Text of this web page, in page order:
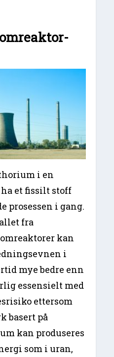
i en
et fissilt stoff
prosessen i gang.
fra
kan
i
mye bedre enn
essensielt med
ettersom
basert på
kan produseres
som i uran,